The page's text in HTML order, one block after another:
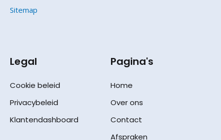
Sitemap
Legal
Cookie beleid
Privacybeleid
Klantendashboard
Pagina's
Home
Over ons
Contact
Afspraken